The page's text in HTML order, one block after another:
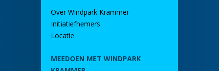
Over Windpark Krammer
Initiatiefnemers
Locatie
MEEDOEN MET WINDPARK